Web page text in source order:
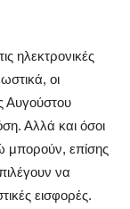
ηλεκτρονικές
οι
Αυγούστου
Αλλά και όσοι
μπορούν, επίσης
να
εισφορές.